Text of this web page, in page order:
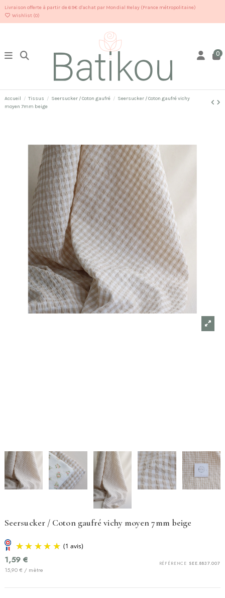
Livraison offerte à partir de 69€ d'achat par Mondial Relay (France métropolitaine)
Wishlist (0)
0
Accueil Tissus Seersucker / Coton gaufré
Seersucker / Coton gaufré vichy
moyen 7mm beige
Seersucker / Coton gaufré vichy moyen 7mm beige
RÉFÉRENCE SEE.8837.007
1,59 €
15,90 € / mètre